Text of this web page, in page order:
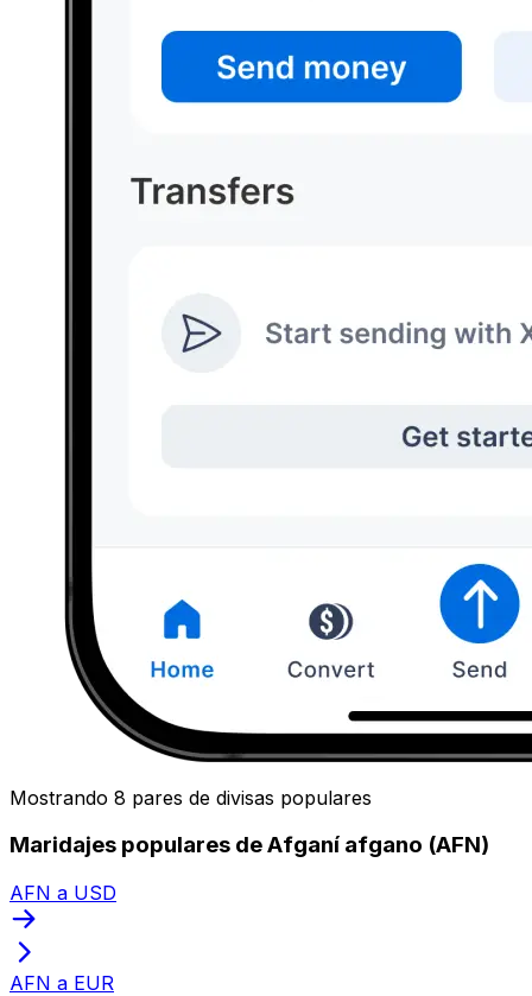
Mostrando 8 pares de divisas populares
Maridajes populares de Afganí afgano (AFN)
AFN a USD
AFN a EUR